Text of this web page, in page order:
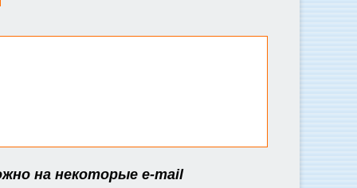
на некоторые e-mail